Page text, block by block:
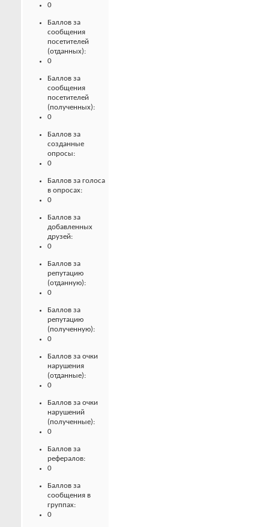
0
Баллов за
сообщения
посетителей
(отданных):
0
Баллов за
сообщения
посетителей
(полученных):
0
Баллов за
созданные
опросы:
0
Баллов за голоса
в опросах:
0
Баллов за
добавленных
друзей:
0
Баллов за
репутацию
(отданную):
0
Баллов за
репутацию
(полученную):
0
Баллов за очки
нарушения
(отданные):
0
Баллов за очки
нарушений
(полученные):
0
Баллов за
рефералов:
0
Баллов за
сообщения в
группах:
0